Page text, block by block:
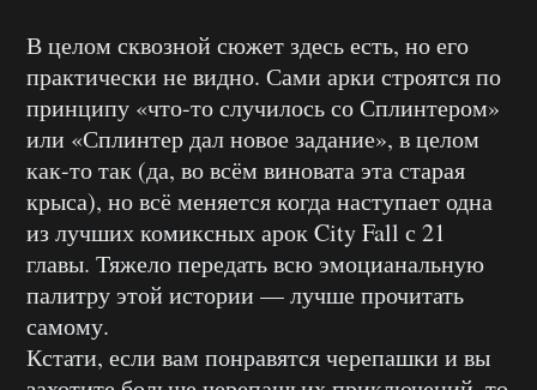
В целом сквозной сюжет здесь есть, но его
практически не видно. Сами арки строятся по
принципу «что-то случилось со Сплинтером»
или «Сплинтер дал новое задание», в целом
как-то так (да, во всём виновата эта старая
крыса), но всё меняется когда наступает одна
из лучших комиксных арок City Fall с 21
главы. Тяжело передать всю эмоцианальную
палитру этой истории — лучше прочитать
самому.
Кстати, если вам понравятся черепашки и вы